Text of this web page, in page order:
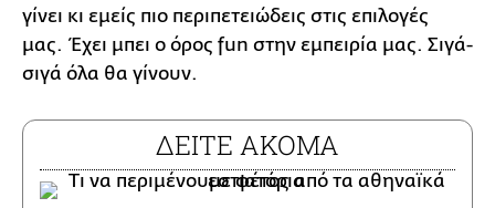
γίνει κι εμείς πιο περιπετειώδεις στις επιλογές
μας. Έχει μπει ο όρος fun στην εμπειρία μας. Σιγά-
σιγά όλα θα γίνουν.
ΔΕΙΤΕ ΑΚΟΜΑ